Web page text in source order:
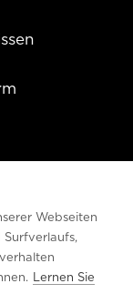
Webseiten
Surfverlaufs,
Lernen Sie